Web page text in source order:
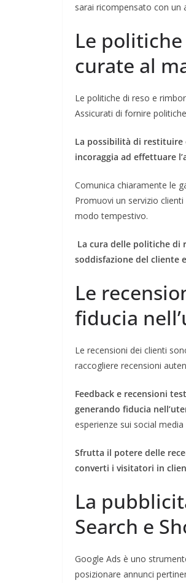
sarai ricompensato con un
Le
curate al
Le politiche di reso e
Assicurati di fornire
La possibilità di
incoraggia ad effettuare
Comunica chiaramente le
Promuovi un servizio
modo tempestivo.
La cura delle politiche di
soddisfazione del cliente
Le
fiducia
Le recensioni dei clienti
raccogliere recensioni
Feedback e recensioni
generando fiducia
esperienze sui social
Sfrutta il potere delle
converti i visitatori in
La
Search e
Google Ads è uno
posizionare annunci